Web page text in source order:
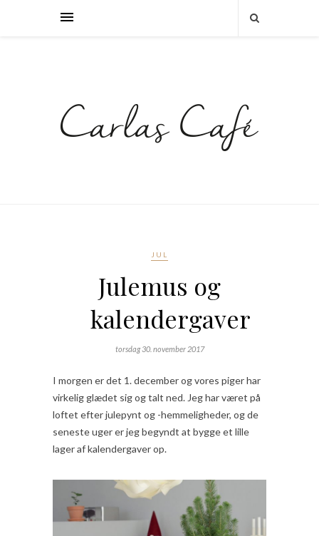
JUL
Julemus og
kalendergaver
torsdag 30. november 2017
I morgen er det 1. december og vores piger har
virkelig glædet sig og talt ned. Jeg har været på
loftet efter julepynt og -hemmeligheder, og de
seneste uger er jeg begyndt at bygge et lille
lager af kalendergaver op.